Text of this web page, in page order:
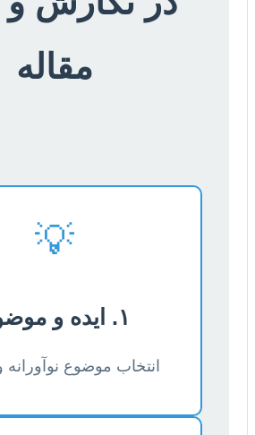
مقاله
💡
۱. ایده و موضوع
انتخاب موضوع